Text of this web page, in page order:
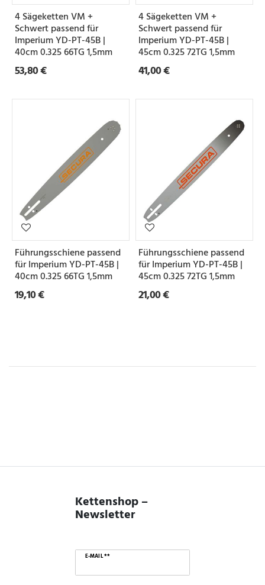
4 Sägeketten VM +
Schwert passend für
Imperium YD-PT-45B |
40cm 0.325 66TG 1,5mm
53,80 €
4 Sägeketten VM +
Schwert passend für
Imperium YD-PT-45B |
45cm 0.325 72TG 1,5mm
41,00 €
Führungsschiene passend
für Imperium YD-PT-45B |
40cm 0.325 66TG 1,5mm
19,10 €
Führungsschiene passend
für Imperium YD-PT-45B |
45cm 0.325 72TG 1,5mm
21,00 €
Kettenshop –
Newsletter
E-MAIL **